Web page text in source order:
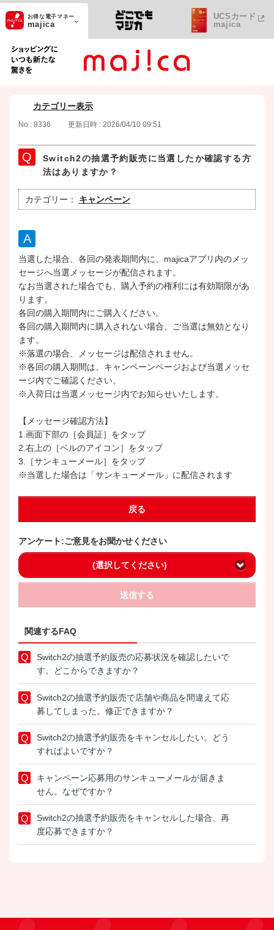
ショッピングにいつも新たな驚きを
お得な電子マネー
majica
UCSカード
majica
カテゴリー表示
No : 8336 更新日時 : 2026/04/10 09:51
Switch2の抽選予約販売に当選したか確認する方
法はありますか？
カテゴリー： キャンペーン
当選した場合、各回の発表期間内に、majicaアプリ内のメッ
セージへ当選メッセージが配信されます。
なお当選された場合でも、購入予約の権利には有効期限があ
ります。
各回の購入期間内にご購入ください。
各回の購入期間内に購入されない場合、ご当選は無効となり
ます。
※落選の場合、メッセージは配信されません。
※各回の購入期間は、キャンペーンページおよび当選メッセ
ージ内でご確認ください。
※入荷日は当選メッセージ内でお知らせいたします。
【メッセージ確認方法】
1.画面下部の［会員証］をタップ
2.右上の［ベルのアイコン］をタップ
3.［サンキューメール］をタップ
※当選した場合は「サンキューメール」に配信されます
戻る
アンケート:ご意見をお聞かせください
(選択してください)
送信する
関連するFAQ
Switch2の抽選予約販売の応募状況を確認したいで
す。どこからできますか？
Switch2の抽選予約販売で店舗や商品を間違えて応
募してしまった。修正できますか？
Switch2の抽選予約販売をキャンセルしたい。どう
すればよいですか？
キャンペーン応募用のサンキューメールが届きま
せん。なぜですか？
Switch2の抽選予約販売をキャンセルした場合、再
度応募できますか？